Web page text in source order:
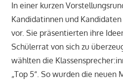
In einer kurzen
Kandidatinnen und
vor. Sie präsentierten ihre
Schülerrat von sich zu
wählten die
„Top 5“. So wurden die neuen